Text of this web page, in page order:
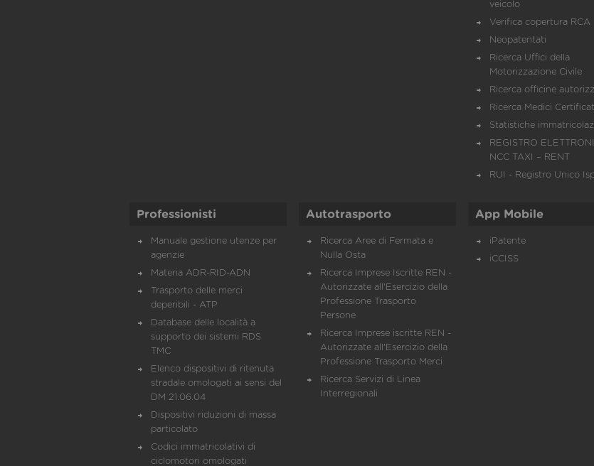
veicolo
Verifica copertura RCA
Neopatentati
Ricerca Uffici della
Motorizzazione Civile
Ricerca officine
Ricerca Medici
Statistiche
REGISTRO
NCC TAXI – RENT
RUI - Registro Unico
Professionisti
Manuale gestione utenze per
agenzie
Materia ADR-RID-ADN
Trasporto delle merci
deperibili - ATP
Database delle località a
supporto dei sistemi RDS
TMC
Elenco dispositivi di ritenuta
stradale omologati ai sensi del
DM 21.06.04
Dispositivi riduzioni di massa
particolato
Codici immatricolativi di
ciclomotori omologati
Autotrasporto
Ricerca Aree di Fermata e
Nulla Osta
Ricerca Imprese Iscritte REN -
Autorizzate all'Esercizio della
Professione Trasporto
Persone
Ricerca Imprese iscritte REN -
Autorizzate all'Esercizio della
Professione Trasporto Merci
Ricerca Servizi di Linea
Interregionali
App Mobile
iPatente
iCCISS